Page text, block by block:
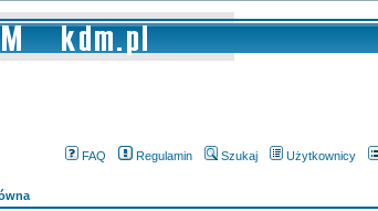
FAQ Regulamin Szukaj Użytkownicy